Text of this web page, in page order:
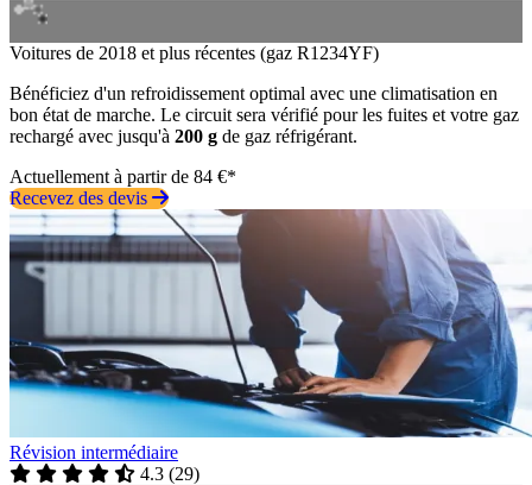
Voitures de 2018 et plus récentes (gaz R1234YF)
Bénéficiez d'un refroidissement optimal avec une climatisation en
bon état de marche. Le circuit sera vérifié pour les fuites et votre gaz
rechargé avec jusqu'à 200 g de gaz réfrigérant.
Actuellement à partir de 84 €*
Recevez des devis
Révision intermédiaire
4.3 (29)